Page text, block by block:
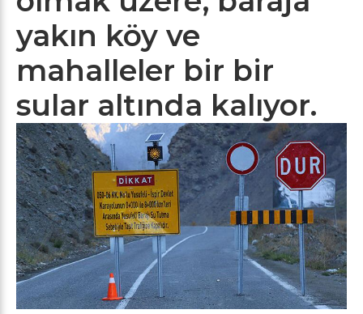
yakın köy ve
mahalleler bir bir
sular altında kalıyor.